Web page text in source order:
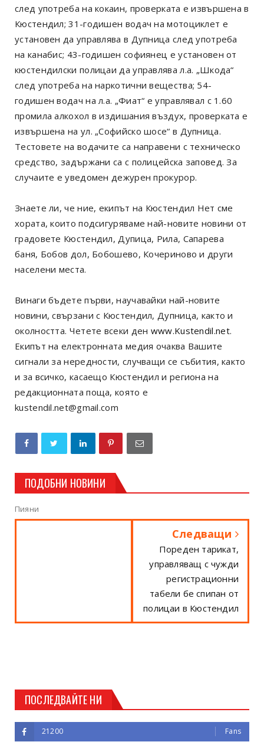
след употреба на кокаин, проверката е извършена в
Кюстендил; 31-годишен водач на мотоциклет е
установен да управлява в Дупница след употреба
на канабис; 43-годишен софиянец е установен от
кюстендилски полицаи да управлява л.а. „Шкода“
след употреба на наркотични вещества; 54-
годишен водач на л.а. „Фиат“ е управлявал с 1.60
промила алкохол в издишания въздух, проверката е
извършена на ул. „Софийско шосе“ в Дупница.
Тестовете на водачите са направени с техническо
средство, задържани са с полицейска заповед. За
случаите е уведомен дежурен прокурор.
Знаете ли, че ние, екипът на Кюстендил Нет сме
хората, които подсигуряваме най-новите новини от
градовете Кюстендил, Дупица, Рила, Сапарева
баня, Бобов дол, Бобошево, Кочериново и други
населени места.
Винаги бъдете първи, научавайки най-новите
новини, свързани с Кюстендил, Дупница, както и
околността. Четете всеки ден www.Kustendil.net.
Екипът на електронната медия очаква Вашите
сигнали за нередности, случващи се събития, както
и за всичко, касаещо Кюстендил и региона на
редакционната поща, която е
kustendil.net@gmail.com
ПОДОБНИ НОВИНИ
Пияни
Следващи
Пореден тарикат,
управляващ с чужди
регистрационни
табели бе спипан от
полицаи в Кюстендил
ПОСЛЕДВАЙТЕ НИ
21200 Fans